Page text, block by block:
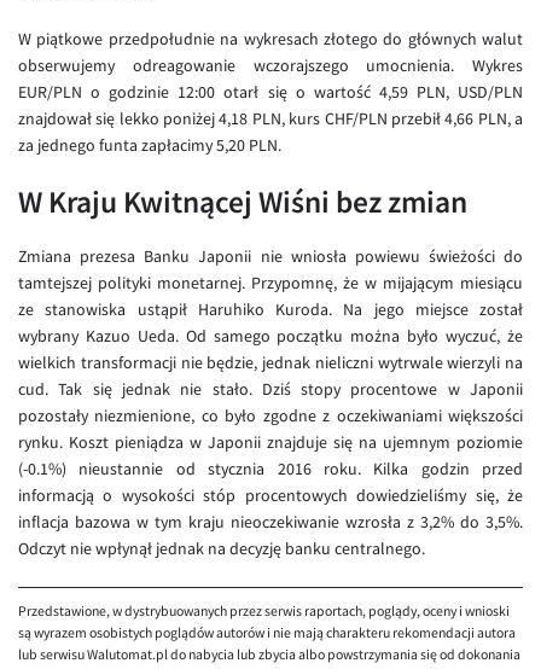
EUR/HKD
EUR/HUF
EUR/ILS
EUR/NZD
EUR/RON
EUR/SGD
EUR/TRY
EUR/ZAR
GBP/USD
USD/CHF
GBP/CHF
W piątkowe przedpołudnie na wykresach złotego do głównych walut
obserwujemy odreagowanie wczorajszego umocnienia. Wykres
EUR/PLN o godzinie 12:00 otarł się o wartość 4,59 PLN, USD/PLN
znajdował się lekko poniżej 4,18 PLN, kurs CHF/PLN przebił 4,66 PLN, a
za jednego funta zapłacimy 5,20 PLN.
W Kraju Kwitnącej Wiśni bez zmian
Zmiana prezesa Banku Japonii nie wniosła powiewu świeżości do
tamtejszej polityki monetarnej. Przypomnę, że w mijającym miesiącu
ze stanowiska ustąpił Haruhiko Kuroda. Na jego miejsce został
wybrany Kazuo Ueda. Od samego początku można było wyczuć, że
wielkich transformacji nie będzie, jednak nieliczni wytrwale wierzyli na
cud. Tak się jednak nie stało. Dziś stopy procentowe w Japonii
pozostały niezmienione, co było zgodne z oczekiwaniami większości
rynku. Koszt pieniądza w Japonii znajduje się na ujemnym poziomie
(-0.1%) nieustannie od stycznia 2016 roku. Kilka godzin przed
informacją o wysokości stóp procentowych dowiedzieliśmy się, że
inflacja bazowa w tym kraju nieoczekiwanie wzrosła z 3,2% do 3,5%.
Odczyt nie wpłynął jednak na decyzję banku centralnego.
Przedstawione, w dystrybuowanych przez serwis raportach, poglądy, oceny i wnioski
są wyrazem osobistych poglądów autorów i nie mają charakteru rekomendacji autora
lub serwisu Walutomat.pl do nabycia lub zbycia albo powstrzymania się od dokonania